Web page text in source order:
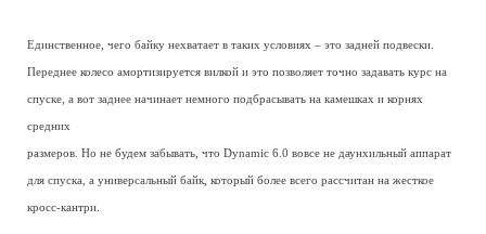
Единственное, чего байку нехватает в таких условиях – это задней подвески.
Переднее колесо амортизируется вилкой и это позволяет точно задавать курс на
спуске, а вот заднее начинает немного подбрасывать на камешках и корнях
средних
размеров. Но не будем забывать, что Dynamic 6.0 вовсе не даунхильный аппарат
для спуска, а универсальный байк, который более всего рассчитан на жесткое
кросс-кантри.